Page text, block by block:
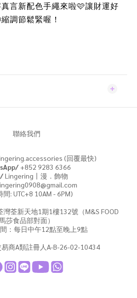
言新配色手繩來啦🩷讓財運好
調節鬆緊喔！
聯絡我們
(回覆最快)
+852 9283 6366
Lingering丨漫．飾物
間: UTC+8 10AM - 6PM)
荃新天地1期1樓132號（M&S FOOD
馬莎食品部對面）
：每日中午12點至晚上9點
商A類註冊人A-B-26-02-10434